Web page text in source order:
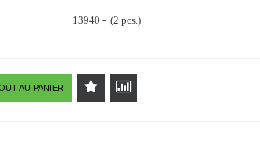
13940 - (2 pcs.)
AU PANIER